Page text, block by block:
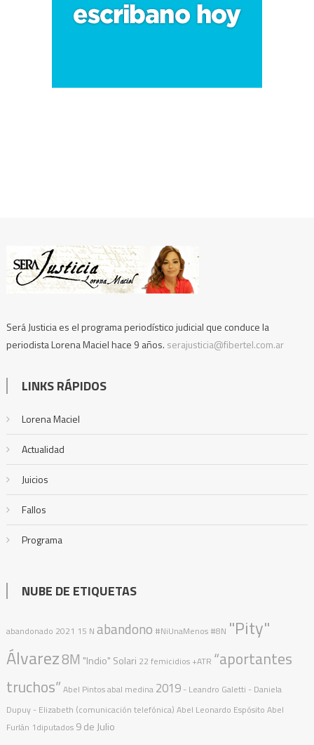
Será Justicia es el programa periodístico judicial que conduce la
periodista Lorena Maciel hace 9 años. serajusticia@fibertel.com.ar
LINKS RÁPIDOS
Lorena Maciel
Actualidad
Juicios
Fallos
Programa
NUBE DE ETIQUETAS
abandonado 2021 15 N abandono #NiUnaMenos #8N "Pity"
Álvarez8M "Indio" Solari 22 femicidios +ATR “aportantes
truchos” Abel Pintosabal medina 2019 - Leandro Galetti - Daniela
Dupuy - Elizabeth (comunicación telefónica) Abel Leonardo Espósito Abel
Furlán 1diputados 9 de Julio